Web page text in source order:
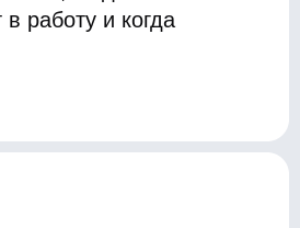
в работу и когда